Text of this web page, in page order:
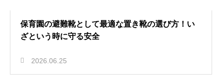
保育園の避難靴として最適な置き靴の選び方！い
ざという時に守る安全
2026.06.25